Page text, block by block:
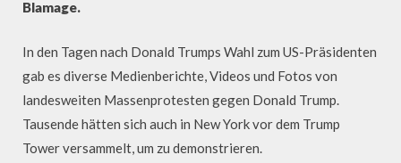
Blamage.
In den Tagen nach Donald Trumps Wahl zum US-Präsidenten
gab es diverse Medienberichte, Videos und Fotos von
landesweiten Massenprotesten gegen Donald Trump.
Tausende hätten sich auch in New York vor dem Trump
Tower versammelt, um zu demonstrieren.